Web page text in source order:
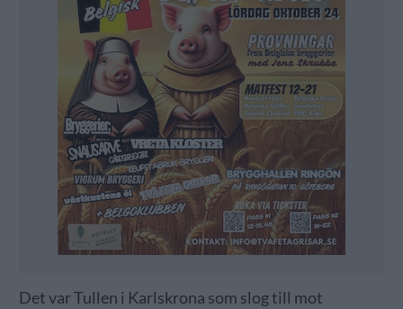
Det var Tullen i Karlskrona som slog till mot